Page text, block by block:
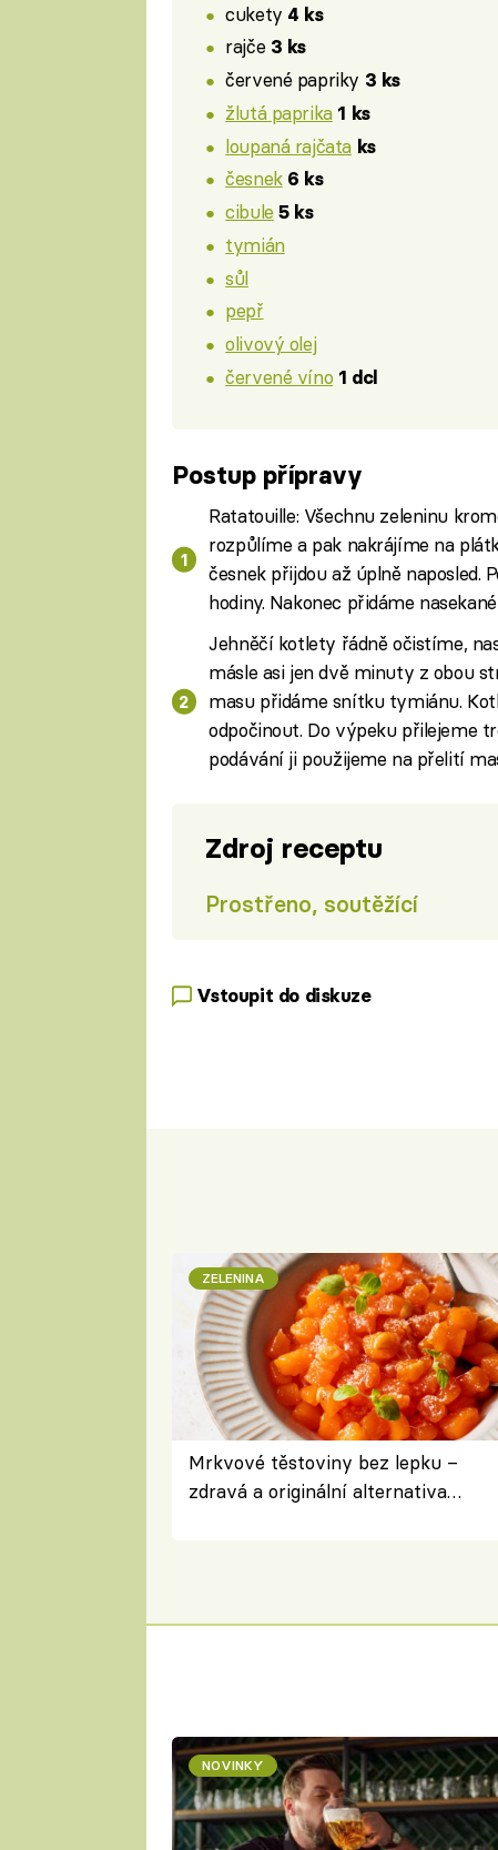
cukety 4 ks
rajče 3 ks
červené papriky 3 ks
žlutá paprika 1 ks
loupaná rajčata ks
česnek 6 ks
cibule 5 ks
tymián
sůl
pepř
olivový olej
červené víno 1 dcl
Postup přípravy
Ratatouille: Všechnu zeleninu
rozpůlíme a pak nakrájíme na
česnek přijdou až úplně naposled.
hodiny. Nakonec přidáme
Jehněčí kotlety řádně očistíme,
másle asi jen dvě minuty z obou
masu přidáme snítku tymiánu.
odpočinout. Do výpeku přilejeme
podávání ji použijeme na přelití
Zdroj receptu
Prostřeno, soutěžící
Vstoupit do diskuze
ZELENINA
Mrkvové těstoviny bez lepku –
zdravá a originální alternativa
NOVINKY